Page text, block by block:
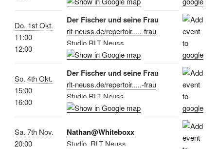
Do. 1st Okt.
11:00
12:00
Der Fischer und seine Frau
rlt-neuss.de/repertoir.....-frau
Studio RLT Neuss
So. 4th Okt.
15:00
16:00
Der Fischer und seine Frau
rlt-neuss.de/repertoir.....-frau
Studio RLT Neuss
Sa. 7th Nov.
20:00
Nathan@Whiteboxx
Studio, RLT Neuss